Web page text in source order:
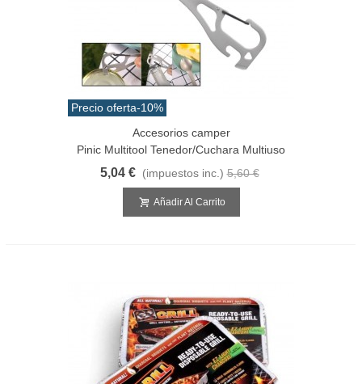
Precio oferta-10%
Accesorios camper
Pinic Multitool Tenedor/cuchara Multiuso
5,04 € (impuestos inc.) 5,60 €
Añadir Al Carrito